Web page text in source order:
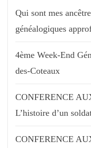
Qui sont mes
généalogiques
4ème Week-End
des-Coteaux
CONFERENCE
L’histoire d’un
CONFERENCE